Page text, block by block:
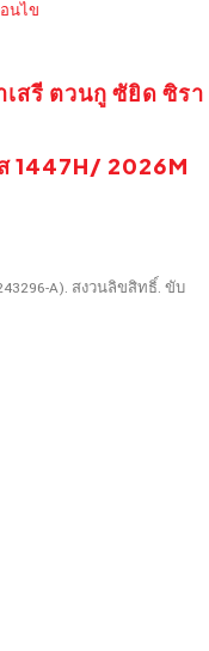
นไข
สรี ตวนกู ซัยิด ซิรา
1447H/ 2026M
A). สงวนลิขสิทธิ์. ขับ